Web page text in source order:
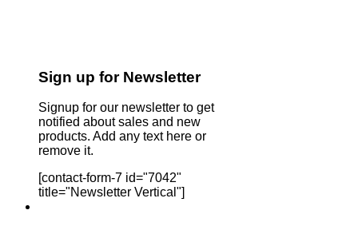
Sign up for Newsletter
Signup for our newsletter to get
notified about sales and new
products. Add any text here or
remove it.
[contact-form-7 id="7042"
title="Newsletter Vertical"]